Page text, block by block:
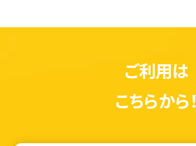
ご利用は
こちらから！